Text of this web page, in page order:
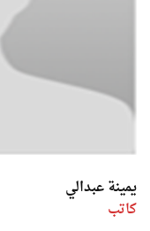
يمينة عبدالي
كاتب